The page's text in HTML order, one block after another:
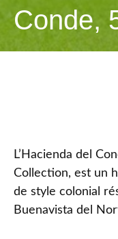
Conde,
L’Hacienda del
Collection, est un
de style colonial
Buenavista del